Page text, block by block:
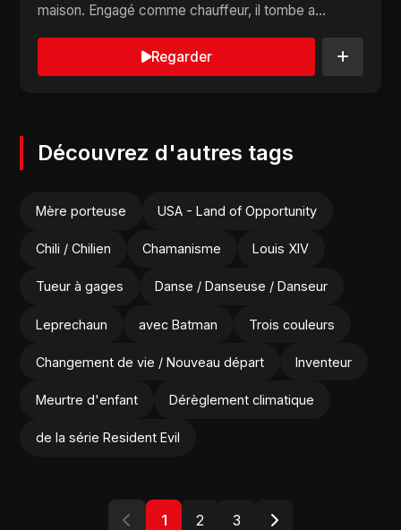
maison. Engagé comme chauffeur, il tombe a...
Regarder
Découvrez d'autres tags
Mère porteuse USA - Land of Opportunity
Chili / Chilien Chamanisme Louis XIV
Tueur à gages Danse / Danseuse / Danseur
Leprechaun avec Batman Trois couleurs
Changement de vie / Nouveau départ Inventeur
Meurtre d'enfant Dérèglement climatique
de la série Resident Evil
1 2 3